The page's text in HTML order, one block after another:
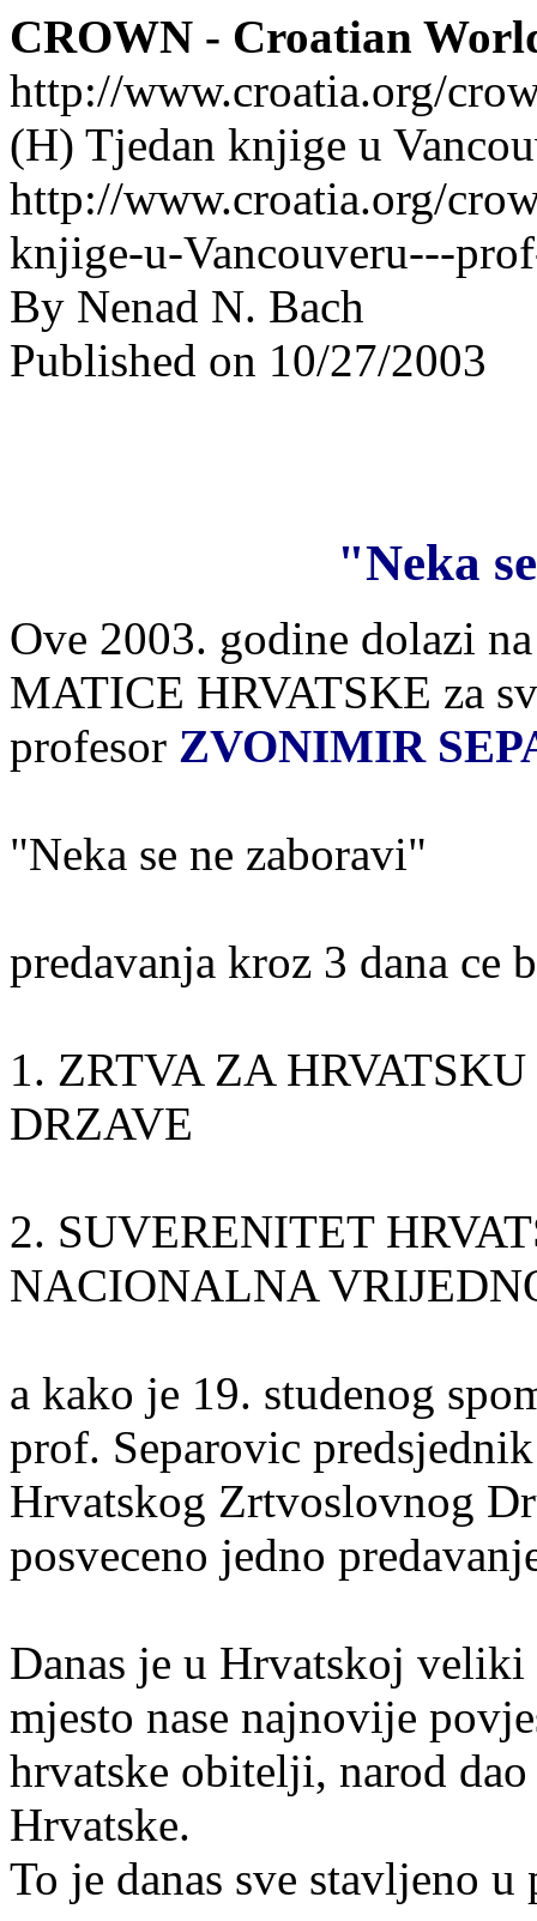
CROWN - Croatian
http://www.croatia.org/
(H) Tjedan knjige u
http://www.croatia.org/
knjige-u-Vancouveru---
By Nenad N. Bach
Published on 10/27/2003
"Neka
Ove 2003. godine dolazi
MATICE HRVATSKE za
profesor ZVONIMIR
"Neka se ne zaboravi"
predavanja kroz 3 dana ce
1. ZRTVA ZA
DRZAVE
2. SUVERENITET
NACIONALNA
a kako je 19. studenog
prof. Separovic predsjednik
Hrvatskog Zrtvoslovnog
posveceno jedno
Danas je u Hrvatskoj
mjesto nase najnovije
hrvatske obitelji, narod
Hrvatske.
To je danas sve stavljeno